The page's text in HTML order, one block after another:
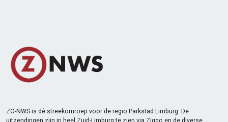
ZO-NWS is dè streekomroep voor de regio Parkstad Limburg. De
uitzendingen zijn in heel Zuid-Limburg te zien via Ziggo en de diverse